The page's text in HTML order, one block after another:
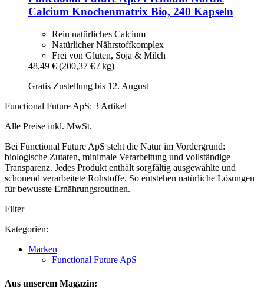
Calcium Knochenmatrix Bio, 240 Kapseln
Rein natürliches Calcium
Natürlicher Nährstoffkomplex
Frei von Gluten, Soja & Milch
48,49 € (200,37 € / kg)
Gratis Zustellung bis 12. August
Functional Future ApS: 3 Artikel
Alle Preise inkl. MwSt.
Bei Functional Future ApS steht die Natur im Vordergrund:
biologische Zutaten, minimale Verarbeitung und vollständige
Transparenz. Jedes Produkt enthält sorgfältig ausgewählte und
schonend verarbeitete Rohstoffe. So entstehen natürliche Lösungen
für bewusste Ernährungsroutinen.
Filter
Kategorien:
Marken
Functional Future ApS
Aus unserem Magazin: